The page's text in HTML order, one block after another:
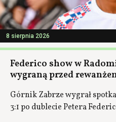
8 sierpnia 2026
Federico show w
wygraną przed
Górnik Zabrze wygrał
3:1 po dublecie Petera